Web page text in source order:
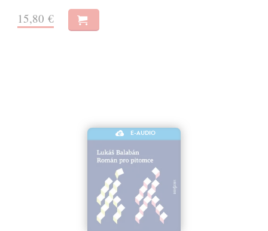
15,80 €
E-AUDIO